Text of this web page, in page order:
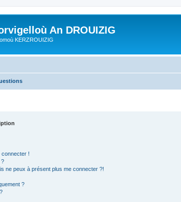
An DROUIZIG
KERZROUIZIG
!
?
ne peux à présent plus me connecter ?!
?